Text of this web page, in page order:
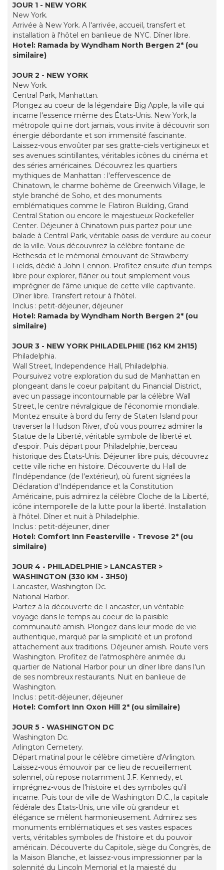
JOUR 1 - NEW YORK
New York.
Arrivée à New York. A l'arrivée, accueil, transfert et
installation à l'hôtel en banlieue de NYC. Dîner libre.
Hotel: Ramada by Wyndham North Bergen 2* (ou
similaire)
JOUR 2 - NEW YORK
New York.
Central Park, Manhattan.
Plongez au coeur de la légendaire Big Apple, la ville qui
incarne l'essence même des États-Unis. New York, la
métropole qui ne dort jamais, vous invite à découvrir son
énergie débordante et son immensité fascinante.
Laissez-vous envoûter par ses gratte-ciels vertigineux et
ses avenues scintillantes, véritables icônes du cinéma et
des séries américaines. Découvrez les quartiers
mythiques de Manhattan : l'effervescence de
Chinatown, le charme bohème de Greenwich Village, le
style branché de Soho, et des monuments
emblématiques comme le Flatiron Building, Grand
Central Station ou encore le majestueux Rockefeller
Center. Déjeuner à Chinatown puis partez pour une
balade à Central Park, véritable oasis de verdure au coeur
de la ville. Vous découvrirez la célèbre fontaine de
Bethesda et le mémorial émouvant de Strawberry
Fields, dédié à John Lennon. Profitez ensuite d'un temps
libre pour explorer, flâner ou tout simplement vous
imprégner de l'âme unique de cette ville captivante.
Dîner libre. Transfert retour à l'hôtel.
Inclus : petit-déjeuner, déjeuner
Hotel: Ramada by Wyndham North Bergen 2* (ou
similaire)
JOUR 3 - NEW YORK PHILADELPHIE (162 KM 2H15)
Philadelphia.
Wall Street, Independence Hall, Philadelphia.
Poursuivez votre exploration du sud de Manhattan en
plongeant dans le coeur palpitant du Financial District,
avec un passage incontournable par la célèbre Wall
Street, le centre névralgique de l'économie mondiale.
Montez ensuite à bord du ferry de Staten Island pour
traverser la Hudson River, d'où vous pourrez admirer la
Statue de la Liberté, véritable symbole de liberté et
d'espoir. Puis départ pour Philadelphie, berceau
historique des États-Unis. Déjeuner libre puis, découvrez
cette ville riche en histoire. Découverte du Hall de
l'Indépendance (de l'extérieur), où furent signées la
Déclaration d'Indépendance et la Constitution
Américaine, puis admirez la célèbre Cloche de la Liberté,
icône intemporelle de la lutte pour la liberté. Installation
à l'hôtel. Dîner et nuit à Philadelphie.
Inclus : petit-déjeuner, diner
Hotel: Comfort Inn Feasterville - Trevose 2* (ou
similaire)
JOUR 4 - PHILADELPHIE > LANCASTER >
WASHINGTON (330 KM - 3H50)
Lancaster, Washington Dc.
National Harbor.
Partez à la découverte de Lancaster, un véritable
voyage dans le temps au coeur de la paisible
communauté amish. Plongez dans leur mode de vie
authentique, marqué par la simplicité et un profond
attachement aux traditions. Déjeuner amish. Route vers
Washington. Profitez de l'atmosphère animée du
quartier de National Harbor pour un dîner libre dans l'un
de ses nombreux restaurants. Nuit en banlieue de
Washington.
Inclus : petit-déjeuner, déjeuner
Hotel: Comfort Inn Oxon Hill 2* (ou similaire)
JOUR 5 - WASHINGTON DC
Washington Dc.
Arlington Cemetery.
Départ matinal pour le célèbre cimetière d'Arlington.
Laissez-vous émouvoir par ce lieu de recueillement
solennel, où repose notamment J.F. Kennedy, et
imprégnez-vous de l'histoire et des symboles qu'il
incarne. Puis tour de ville de Washington D.C., la capitale
fédérale des États-Unis, une ville où grandeur et
élégance se mêlent harmonieusement. Admirez ses
monuments emblématiques et ses vastes espaces
verts, véritables symboles de l'histoire et du pouvoir
américain. Découverte du Capitole, siège du Congrès, de
la Maison Blanche, et laissez-vous impressionner par la
solennité du Lincoln Memorial et la majesté du